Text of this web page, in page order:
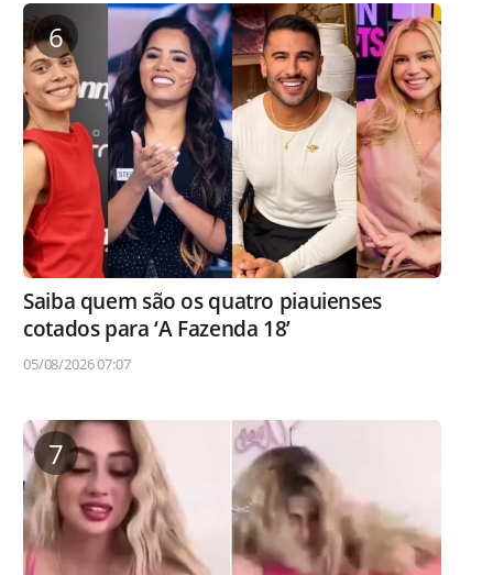
6
Saiba quem são os quatro piauienses
cotados para ‘A Fazenda 18’
05/08/2026 07:07
7